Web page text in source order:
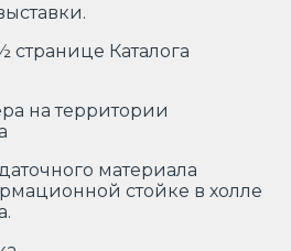
Каталога
на территории
материала
стойке в холле